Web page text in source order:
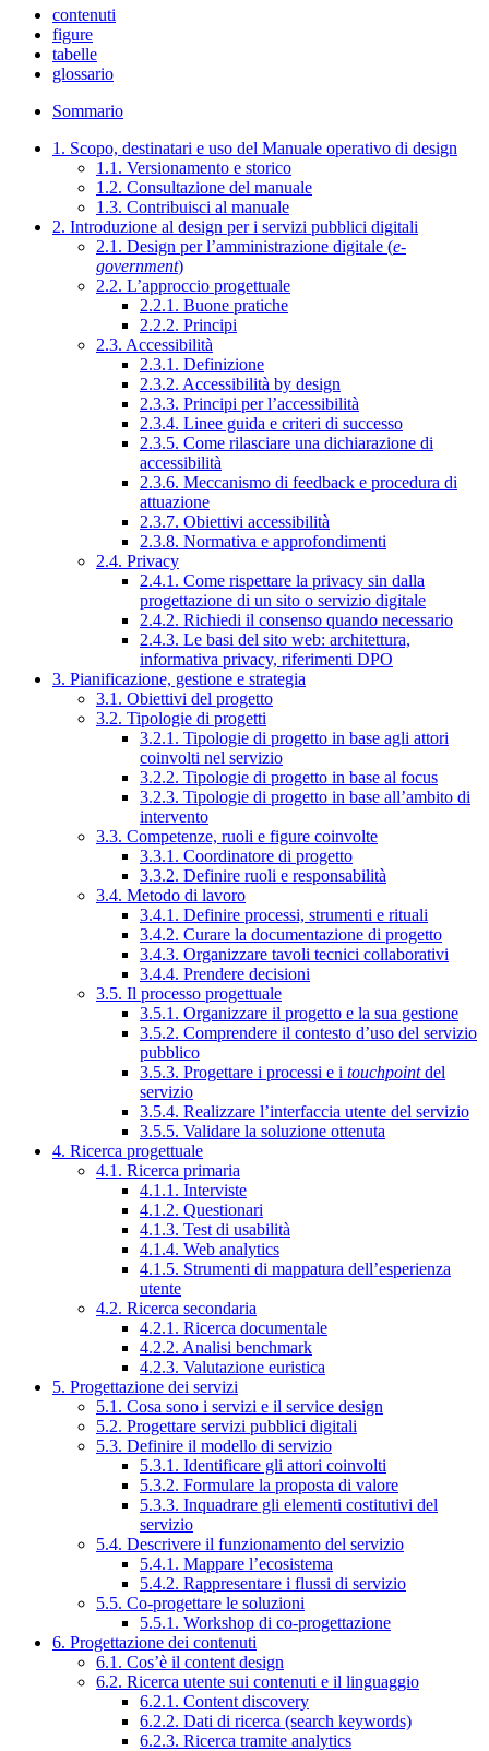
contenuti
figure
tabelle
glossario
Sommario
1. Scopo, destinatari e uso del Manuale operativo di design
1.1. Versionamento e storico
1.2. Consultazione del manuale
1.3. Contribuisci al manuale
2. Introduzione al design per i servizi pubblici digitali
2.1. Design per l’amministrazione digitale (e-
government)
2.2. L’approccio progettuale
2.2.1. Buone pratiche
2.2.2. Principi
2.3. Accessibilità
2.3.1. Definizione
2.3.2. Accessibilità by design
2.3.3. Principi per l’accessibilità
2.3.4. Linee guida e criteri di successo
2.3.5. Come rilasciare una dichiarazione di
accessibilità
2.3.6. Meccanismo di feedback e procedura di
attuazione
2.3.7. Obiettivi accessibilità
2.3.8. Normativa e approfondimenti
2.4. Privacy
2.4.1. Come rispettare la privacy sin dalla
progettazione di un sito o servizio digitale
2.4.2. Richiedi il consenso quando necessario
2.4.3. Le basi del sito web: architettura,
informativa privacy, riferimenti DPO
3. Pianificazione, gestione e strategia
3.1. Obiettivi del progetto
3.2. Tipologie di progetti
3.2.1. Tipologie di progetto in base agli attori
coinvolti nel servizio
3.2.2. Tipologie di progetto in base al focus
3.2.3. Tipologie di progetto in base all’ambito di
intervento
3.3. Competenze, ruoli e figure coinvolte
3.3.1. Coordinatore di progetto
3.3.2. Definire ruoli e responsabilità
3.4. Metodo di lavoro
3.4.1. Definire processi, strumenti e rituali
3.4.2. Curare la documentazione di progetto
3.4.3. Organizzare tavoli tecnici collaborativi
3.4.4. Prendere decisioni
3.5. Il processo progettuale
3.5.1. Organizzare il progetto e la sua gestione
3.5.2. Comprendere il contesto d’uso del servizio
pubblico
3.5.3. Progettare i processi e i touchpointdel
servizio
3.5.4. Realizzare l’interfaccia utente del servizio
3.5.5. Validare la soluzione ottenuta
4. Ricerca progettuale
4.1. Ricerca primaria
4.1.1. Interviste
4.1.2. Questionari
4.1.3. Test di usabilità
4.1.4. Web analytics
4.1.5. Strumenti di mappatura dell’esperienza
utente
4.2. Ricerca secondaria
4.2.1. Ricerca documentale
4.2.2. Analisi benchmark
4.2.3. Valutazione euristica
5. Progettazione dei servizi
5.1. Cosa sono i servizi e il service design
5.2. Progettare servizi pubblici digitali
5.3. Definire il modello di servizio
5.3.1. Identificare gli attori coinvolti
5.3.2. Formulare la proposta di valore
5.3.3. Inquadrare gli elementi costitutivi del
servizio
5.4. Descrivere il funzionamento del servizio
5.4.1. Mappare l’ecosistema
5.4.2. Rappresentare i flussi di servizio
5.5. Co-progettare le soluzioni
5.5.1. Workshop di co-progettazione
6. Progettazione dei contenuti
6.1. Cos’è il content design
6.2. Ricerca utente sui contenuti e il linguaggio
6.2.1. Content discovery
6.2.2. Dati di ricerca (search keywords)
6.2.3. Ricerca tramite analytics